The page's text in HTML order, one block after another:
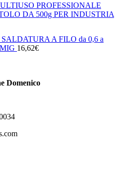
PROFESSIONALE
DA 500g PER INDUSTRIA
A FILO da 0,6 a
16,62€
Domenico